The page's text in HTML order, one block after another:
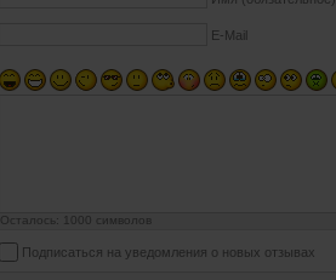
E-Mail
Осталось: 1000 символов
Подписаться на уведомления о новых отзывах